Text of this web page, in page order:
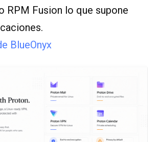
RPM Fusion lo que supone
BlueOnyx